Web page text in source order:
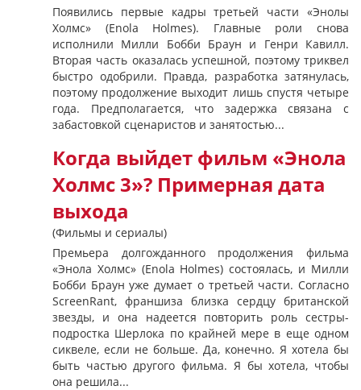
Появились первые кадры третьей части «Энолы
Холмс» (Enola Holmes). Главные роли снова
исполнили Милли Бобби Браун и Генри Кавилл.
Вторая часть оказалась успешной, поэтому триквел
быстро одобрили. Правда, разработка затянулась,
поэтому продолжение выходит лишь спустя четыре
года. Предполагается, что задержка связана с
забастовкой сценаристов и занятостью...
Когда выйдет фильм «Энола
Холмс 3»? Примерная дата
выхода
(Фильмы и сериалы)
Премьера долгожданного продолжения фильма
«Энола Холмс» (Enola Holmes) состоялась, и Милли
Бобби Браун уже думает о третьей части. Согласно
ScreenRant, франшиза близка сердцу британской
звезды, и она надеется повторить роль сестры-
подростка Шерлока по крайней мере в еще одном
сиквеле, если не больше. Да, конечно. Я хотела бы
быть частью другого фильма. Я бы хотела, чтобы
она решила...